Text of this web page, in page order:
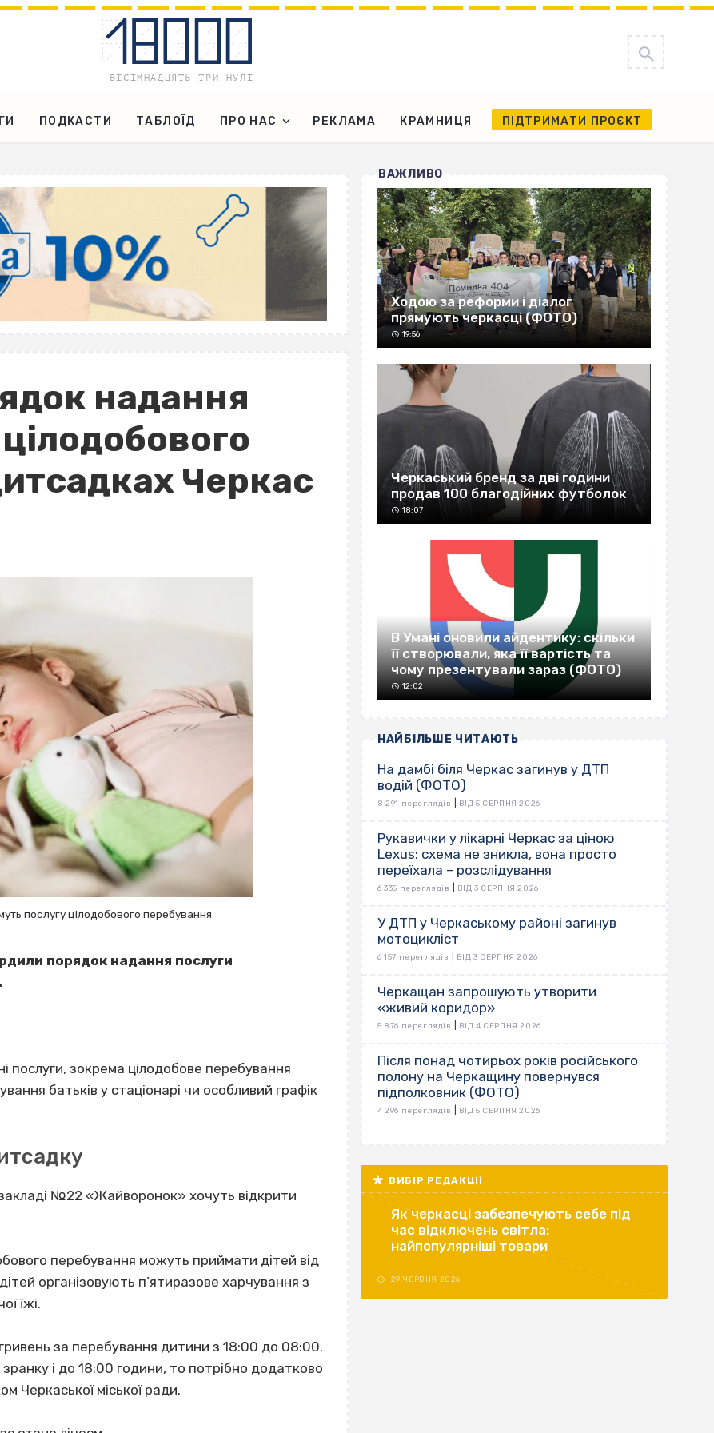
ПОДКАСТИ ТАБЛОЇД ПРО НАС РЕКЛАМА КРАМНИЦЯ ПІДТРИМАТИ ПРОЄКТ
надання
Черкас
послугу цілодобового перебування
порядок надання послуги
зокрема цілодобове перебування
батьків у стаціонарі чи особливий графік
№22 «Жайворонок» хочуть відкрити
перебування можуть приймати дітей від
організовують п’ятиразове харчування з
їжі.
за перебування дитини з 18:00 до 08:00.
і до 18:00 години, то потрібно додатково
Черкаської міської ради.
ВАЖЛИВО
Ходою за реформи і діалог
прямують черкасці (ФОТО)
19:56
Черкаський бренд за дві години
продав 100 благодійних футболок
18:07
В Умані оновили айдентику: скільки
її створювали, яка її вартість та
чому презентували зараз (ФОТО)
12:02
НАЙБІЛЬШЕ ЧИТАЮТЬ
На дамбі біля Черкас загинув у ДТП
водій (ФОТО)
8 291 переглядів ВІД 5 СЕРПНЯ 2026
Рукавички у лікарні Черкас за ціною
Lexus: схема не зникла, вона просто
переїхала – розслідування
6 335 переглядів ВІД 3 СЕРПНЯ 2026
У ДТП у Черкаському районі загинув
мотоцикліст
6 157 переглядів ВІД 3 СЕРПНЯ 2026
Черкащан запрошують утворити
«живий коридор»
5 876 переглядів ВІД 4 СЕРПНЯ 2026
Після понад чотирьох років російського
полону на Черкащину повернувся
підполковник (ФОТО)
4 296 переглядів ВІД 5 СЕРПНЯ 2026
ВИБІР РЕДАКЦІЇ
Як черкасці забезпечують себе під
час відключень світла:
найпопулярніші товари
29 ЧЕРВНЯ 2026